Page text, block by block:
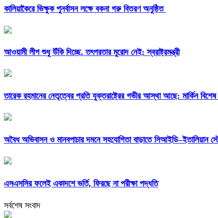
কালিয়াকৈরে ভিক্ষুক পুনর্বাসন লক্ষে বকনা গরু বিতরণ অনুষ্ঠিত
আওয়ামী লীগ শুধু উঁকি দিচ্ছে, তৎপরতার মুরোদ নেই: স্বরাষ্ট্রমন্ত্রী
তারেক রহমানের নেতৃত্বের প্রতি যুক্তরাষ্ট্রের গভীর আস্থা আছে: মার্কিন
অবৈধ অভিবাসন ও মানবপাচার দমনে সহযোগিতা বাড়াতে সিআইডি–ইতালিয়ান
এসএসসির ফলেই একাদশে ভর্তি, ফিরছে না পরীক্ষা পদ্ধতি
সর্বশেষ সংবাদ